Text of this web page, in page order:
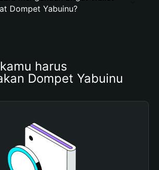
Dompet Yabuinu?
harus
Dompet Yabuinu